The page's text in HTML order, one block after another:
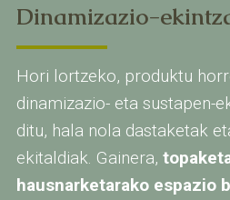
Dinamizazio-
Hori lortzeko, produktu
dinamizazio- eta sustapen-
ditu, hala nola dastaketak
ekitaldiak. Gainera,
hausnarketarako espazio